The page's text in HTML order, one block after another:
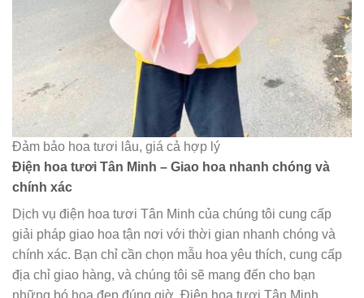
Đảm bảo hoa tươi lâu, giá cả hợp lý
Điện hoa tươi Tân Minh – Giao hoa nhanh chóng và
chính xác
Dịch vụ điện hoa tươi Tân Minh của chúng tôi cung cấp
giải pháp giao hoa tận nơi với thời gian nhanh chóng và
chính xác. Bạn chỉ cần chọn mẫu hoa yêu thích, cung cấp
địa chỉ giao hàng, và chúng tôi sẽ mang đến cho bạn